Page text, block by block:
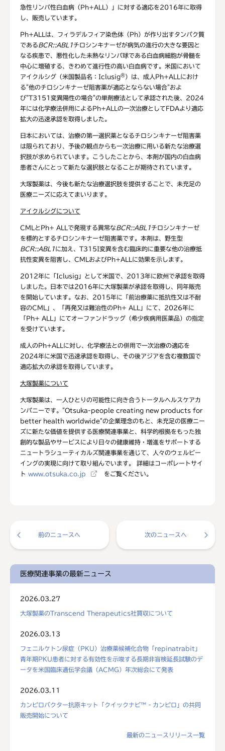
急性リンパ性白血病（Ph+ALL）」に対する適応を2016年に取得
し、販売しています。
Ph+ALLは、フィラデルフィア染色体（Ph）が作り出すタンパク質
であるBCR::ABL1チロシンキナーゼが病気の進行の大きな要因と
なる疾患で、悪性化した未熟なリンパ球である白血病細胞が骨髄を
中心に増殖する、きわめて進行性の高い白血病です。米国において
アイクルシグ（米国製品名：Iclusig®）は、成人Ph+ALLにおけ
る"他のチロシンキナーゼ阻害薬が適応とならない場合"およ
び"T3151変異陽性の場合"の単剤療法として承認された後、2024
年には化学療法併用によるPh+ALLの一次治療としてFDAより適応
拡大の迅速承認を取得しました。
日本においては、治療の第一選択薬となるチロシンキナーゼ阻害薬
は限られており、予後の観点からも一次治療に用いる新たな治療選
択肢が求められています。こうしたことから、本剤が国内の白血病
患者さんにとって新たな選択肢となることが期待されています。
大塚製薬は、今後も新たな治療選択肢を提供することで、未充足の
医療ニーズに応えてまいります。
アイクルシグについて
CMLとPh+ ALLで発現する異常なBCR::ABL1チロシンキナーゼ
を標的とするチロシンキナーゼ阻害薬です。本剤は、野生型
BCR::ABL1に加え、T315I変異を含む臨床的に重要な他の治療抵
抗性変異を阻害し、CMLおよびPh+ALLに効果を示します。
2012年に「Iclusig」として米国で、2013年に欧州で承認を取得
しました。日本では2016年に大塚製薬が承認を取得し、同年販売
を開始しています。なお、2015年に「前治療薬に抵抗性又は不耐
容のCML」、「再発又は難治性のPh+ ALL」にて、2026年に
「Ph+ ALL」にてオーファンドラッグ（希少疾病用医薬品）の指定
を受けています。
成人のPh+ALLに対し、化学療法との併用で一次治療の適応を
2024年に米国で迅速承認を取得し、その後アジアを含む複数国で
適応拡大の承認を取得しています。
大塚製薬について
大塚製薬は、一人ひとりの可能性に向き合うトータルヘルスケアカ
ンパニーです。"Otsuka-people creating new products for
better health worldwide"の企業理念のもと、未充足の医療ニー
ズに新たな価値を提供する医療関連事業と、科学的根拠をもった独
創的な製品やサービスにより日々の健康維持・増進をサポートする
ニュートラシューティカルズ関連事業を通じて、人々のウェルビー
イングの実現に向けて取り組んでいます。 詳細はコーポレートサイ
ト www.otsuka.co.jp をご覧ください。
前のニュースへ 次のニュースへ
医療関連事業の最新ニュース
2026.03.27
大塚製薬のTranscend Therapeutics社買収について
2026.03.13
フェニルケトン尿症（PKU）治療薬候補化合物「repinatrabit」
青年期PKU患者に対する有効性を示唆する長期非盲検延長試験のデ
ータを米国臨床遺伝学会議（ACMG）年次総会にて発表
2026.03.11
カンピロバクター抗原キット「クイックナビ™‐カンピロ」の共同
販売開始について
最新のニュースリリース一覧